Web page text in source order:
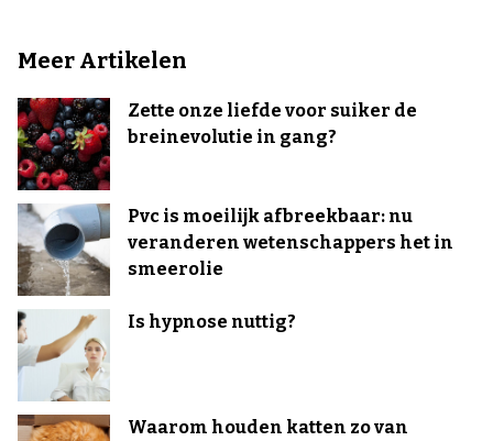
Meer Artikelen
Zette onze liefde voor suiker de
breinevolutie in gang?
Pvc is moeilijk afbreekbaar: nu
veranderen wetenschappers het in
smeerolie
Is hypnose nuttig?
Waarom houden katten zo van